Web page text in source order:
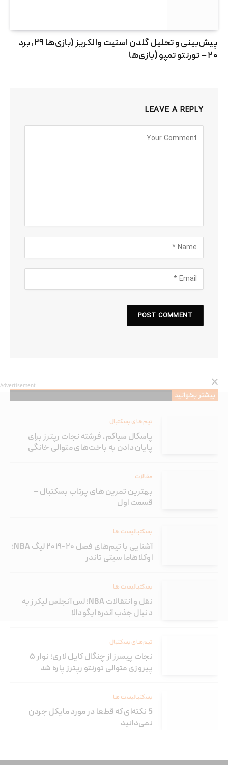
پیش‌بینی و تحلیل گلدن استیت والکریز (بازی‌ها ۲۹، برد
۲۰ – تورنتو تمپو (بازی‌ها
LEAVE A REPLY
بیشتر بخوانید
تیم‌های بسکتبال
پاسکال سیاکم ، فرشته نجات رپترز برای
پایان دادن به باخت‌های متوالی خانگی
مقالات
بهترین تمرین های پرتاب بسکتبال –
قسمت اول
بسکتبالیست ها
آشنایی با تیم‌های فصل ۲۰-۲۰۱۹ لیگ NBA؛
اوکلاهاما سیتی تاندر
بسکتبالیست ها
نقل و انتقالات NBA؛ لس آنجلس لیکرز به
دنبال جذب آندره ایگودالا
تیم‌های بسکتبال
نجات پیسرز از چنگال کایل لاری؛ نوار ۵
پیروزی متوالی تورنتو رپترز پاره شد
بسکتبالیست ها
5 نکته‌ای که قطعا در مورد مایکل جردن
نمی‌دانید
Advertisement